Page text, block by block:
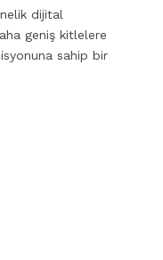
dijital
geniş kitlelere
sahip bir